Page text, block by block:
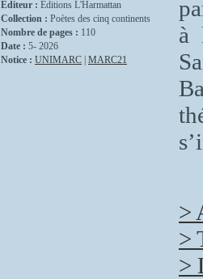
Éditeur : Editions L'Harmattan
Collection : Poètes des cinq continents
Nombre de pages : 110
Date : 5- 2026
Notice : UNIMARC MARC21
à
>
>
>